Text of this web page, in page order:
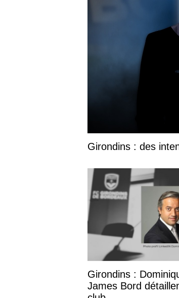
Girondins : des
Girondins :
James Bord